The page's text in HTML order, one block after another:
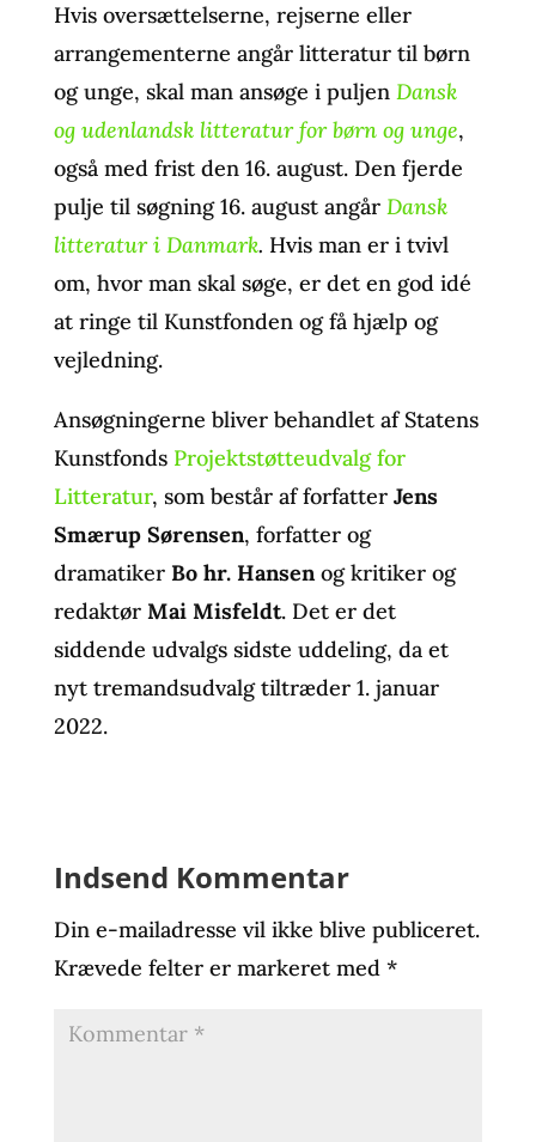
Hvis oversættelserne, rejserne eller
arrangementerne angår litteratur til børn
og unge, skal man ansøge i puljen Dansk
og udenlandsk litteratur for børn og unge,
også med frist den 16. august. Den fjerde
pulje til søgning 16. august angår Dansk
litteratur i Danmark. Hvis man er i tvivl
om, hvor man skal søge, er det en god idé
at ringe til Kunstfonden og få hjælp og
vejledning.
Ansøgningerne bliver behandlet af Statens
Kunstfonds Projektstøtteudvalg for
Litteratur, som består af forfatter Jens
Smærup Sørensen, forfatter og
dramatiker Bo hr. Hansenog kritiker og
redaktør Mai Misfeldt. Det er det
siddende udvalgs sidste uddeling, da et
nyt tremandsudvalg tiltræder 1. januar
2022.
Indsend Kommentar
Din e-mailadresse vil ikke blive publiceret.
Krævede felter er markeret med *